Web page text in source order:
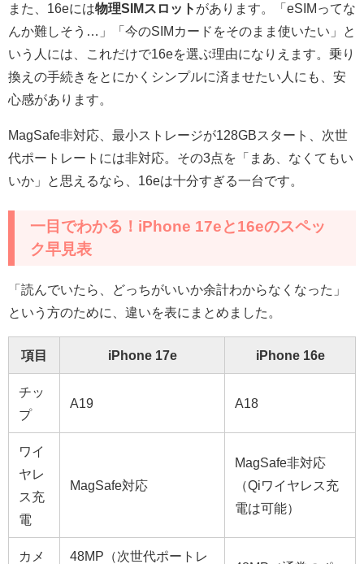
また、16eには物理SIMスロット があります。「eSIMってな
んか難しそう…」「今のSIMカードをそのまま使いたい」と
いう人には、これだけで16eを選ぶ理由になりえます。乗り
換えの手続きをとにかくシンプルに済ませたい人にも、安
心感があります。
MagSafe非対応、最小ストレージが128GBスタート、次世
代ポートレートには非対応。その3点を「まあ、なくてもい
いか」と思えるなら、16eは十分すぎる一台です。
一目でわかる！iPhone 17eと16eのスペッ
ク早見表
「読んでいたら、どっちがいいか余計わからなくなった」
という方のために、違いを表にまとめました。
項目 iPhone 17e iPhone 16e
チッ
プ
A19 A18
ワイ
ヤレ
ス充
電
MagSafe対応
MagSafe非対応
（Qiワイヤレス充
電は可能）
カメ
48MP（次世代ポートレ